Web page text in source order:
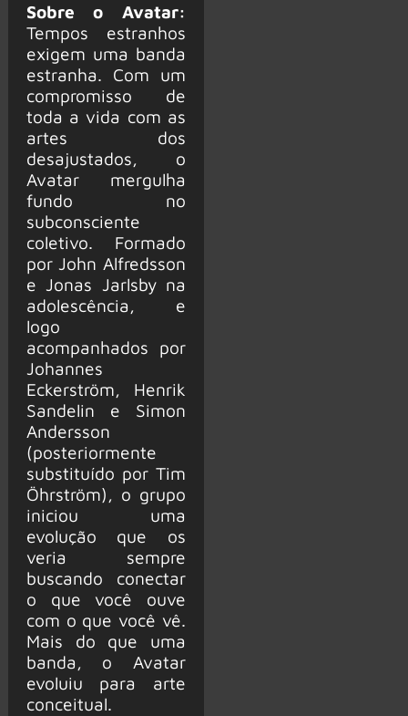
Sobre o Avatar:
Tempos estranhos
exigem uma banda
estranha. Com um
compromisso de
toda a vida com as
artes dos
desajustados, o
Avatar mergulha
fundo no
subconsciente
coletivo. Formado
por John Alfredsson
e Jonas Jarlsby na
adolescência, e
logo
acompanhados por
Johannes
Eckerström, Henrik
Sandelin e Simon
Andersson
(posteriormente
substituído por Tim
Öhrström), o grupo
iniciou uma
evolução que os
veria sempre
buscando conectar
o que você ouve
com o que você vê.
Mais do que uma
banda, o Avatar
evoluiu para arte
conceitual.